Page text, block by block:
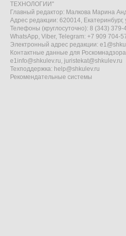
ТЕХНОЛОГИИ"
Главный редактор: Малкова Марина
Адрес редакции: 620014,
Телефоны (круглосуточно): 8 (343) 379-
WhatsApp, Viber, Telegram: +7 909 704-
Электронный адрес редакции:
Контактные данные для
e1info@shkulev.ru, juristekat@shkulev.ru
Техподдержка: help@shkulev.ru
Рекомендательные системы